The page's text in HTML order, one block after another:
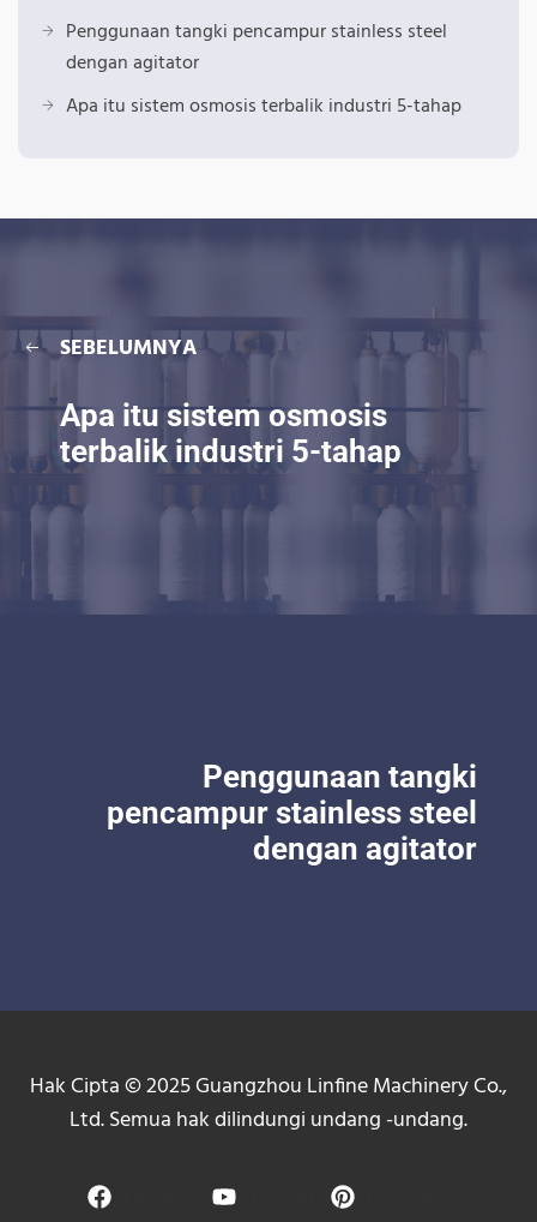
Penggunaan tangki pencampur stainless steel
dengan agitator
Apa itu sistem osmosis terbalik industri 5-tahap
SEBELUMNYA
Apa itu sistem osmosis
terbalik industri 5-tahap
Penggunaan tangki
pencampur stainless steel
dengan agitator
Hak Cipta © 2025 Guangzhou Linfine Machinery Co.,
Ltd. Semua hak dilindungi undang -undang.